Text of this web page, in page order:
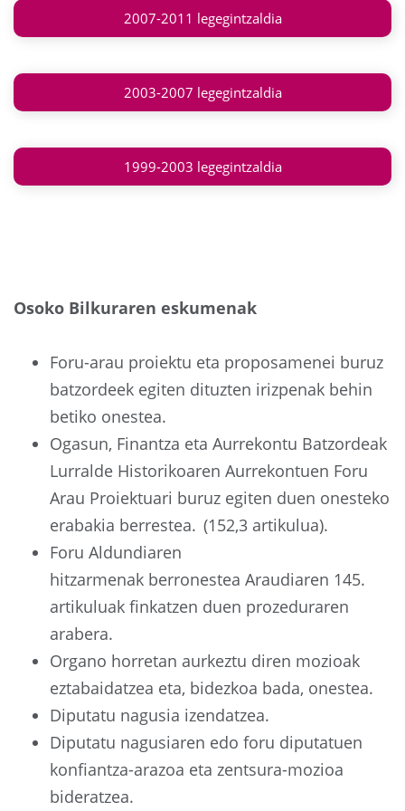
2007-2011 legegintzaldia
2003-2007 legegintzaldia
1999-2003 legegintzaldia
Osoko Bilkuraren eskumenak
Foru-arau proiektu eta proposamenei buruz
batzordeek egiten dituzten irizpenak behin
betiko onestea.
Ogasun, Finantza eta Aurrekontu Batzordeak
Lurralde Historikoaren Aurrekontuen Foru
Arau Proiektuari buruz egiten duen onesteko
erabakia berrestea. (152,3 artikulua).
Foru Aldundiaren
hitzarmenak berronestea Araudiaren 145.
artikuluak finkatzen duen prozeduraren
arabera.
Organo horretan aurkeztu diren mozioak
eztabaidatzea eta, bidezkoa bada, onestea.
Diputatu nagusia izendatzea.
Diputatu nagusiaren edo foru diputatuen
konfiantza-arazoa eta zentsura-mozioa
bideratzea.